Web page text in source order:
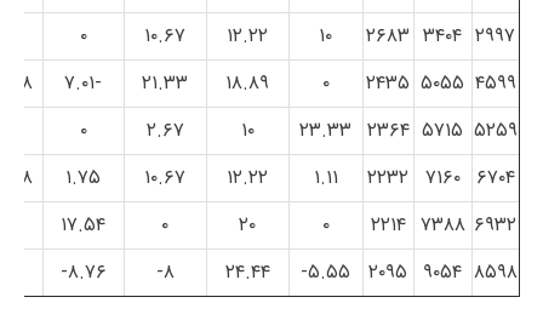
۲۹۹۷ ۳۴۰۴ ۲۶۸۳ ۱۰ ۱۲.۲۲ ۱۰.۶۷ ۰
۴۵۹۹ ۵۰۵۵ ۲۴۳۵ ۰ ۱۸.۸۹ ۲۱.۳۳ -۷.۰۱
۵۲۵۹ ۵۷۱۵ ۲۳۶۴ ۲۳.۳۳ ۱۰ ۲.۶۷ ۰
۶۷۰۴ ۷۱۶۰ ۲۲۳۲ ۱.۱۱ ۱۲.۲۲ ۱۰.۶۷ ۱.۷۵
۶۹۳۲ ۷۳۸۸ ۲۲۱۴ ۰ ۲۰ ۰ ۱۷.۵۴
۸۵۹۸ ۹۰۵۴ ۲۰۹۵ ۵.۵۵- ۲۴.۴۴ ۸- ۸.۷۶-